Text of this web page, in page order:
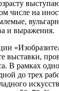
числе на
и выражения.
выставки,
В рамках
до трех